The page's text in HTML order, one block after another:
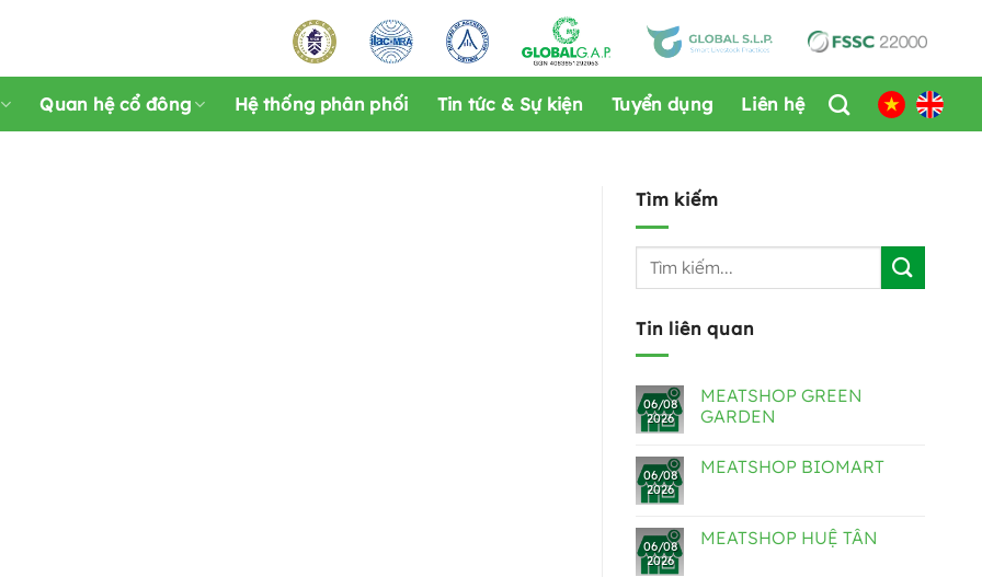
Quan hệ cổ đông Hệ thống phân phối Tin tức & Sự kiện Tuyển dụng Liên hệ
Tìm kiếm
Tin liên quan
06/08
2026
MEATSHOP GREEN
GARDEN
06/08
2026
MEATSHOP BIOMART
06/08
2026
MEATSHOP HUỆ TÂN